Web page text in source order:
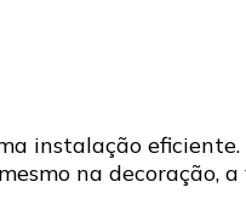
instalação
na decoração,